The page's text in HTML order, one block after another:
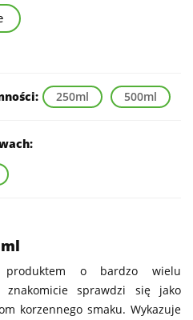
250ml 500ml
o bardzo wielu
znakomicie sprawdzi się jako
korzennego smaku. Wykazuje